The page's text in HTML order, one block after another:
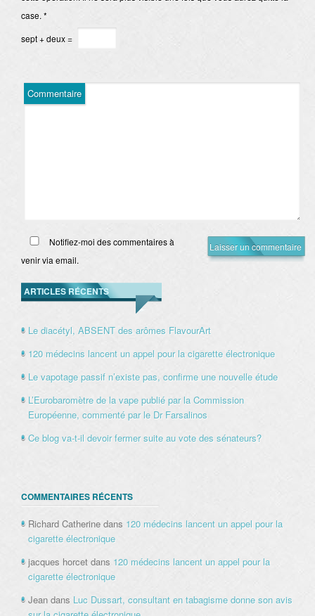
case. *
sept + deux =
Commentaire
Notifiez-moi des commentaires à
venir via email.
ARTICLES RÉCENTS
Le diacétyl, ABSENT des arômes FlavourArt
120 médecins lancent un appel pour la cigarette électronique
Le vapotage passif n’existe pas, confirme une nouvelle étude
L’Eurobaromètre de la vape publié par la Commission
Européenne, commenté par le Dr Farsalinos
Ce blog va-t-il devoir fermer suite au vote des sénateurs?
COMMENTAIRES RÉCENTS
Richard Catherine dans 120 médecins lancent un appel pour la
cigarette électronique
jacques horcet dans 120 médecins lancent un appel pour la
cigarette électronique
Jean dans Luc Dussart, consultant en tabagisme donne son avis